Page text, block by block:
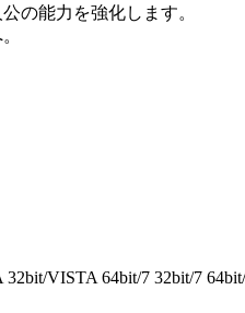
の能力を強化します。
VISTA 64bit/7 32bit/7